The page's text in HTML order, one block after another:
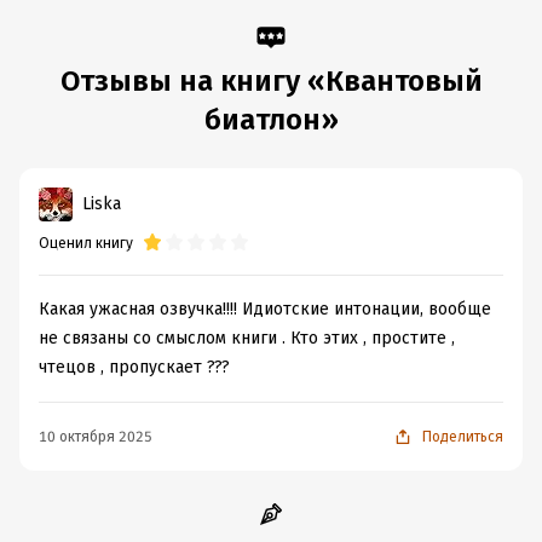
Отзывы на книгу «Квантовый
биатлон»
Liska
Оценил книгу
Какая ужасная озвучка!!!! Идиотские интонации, вообще
не связаны со смыслом книги . Кто этих , простите ,
чтецов , пропускает ???
10 октября 2025 Поделиться